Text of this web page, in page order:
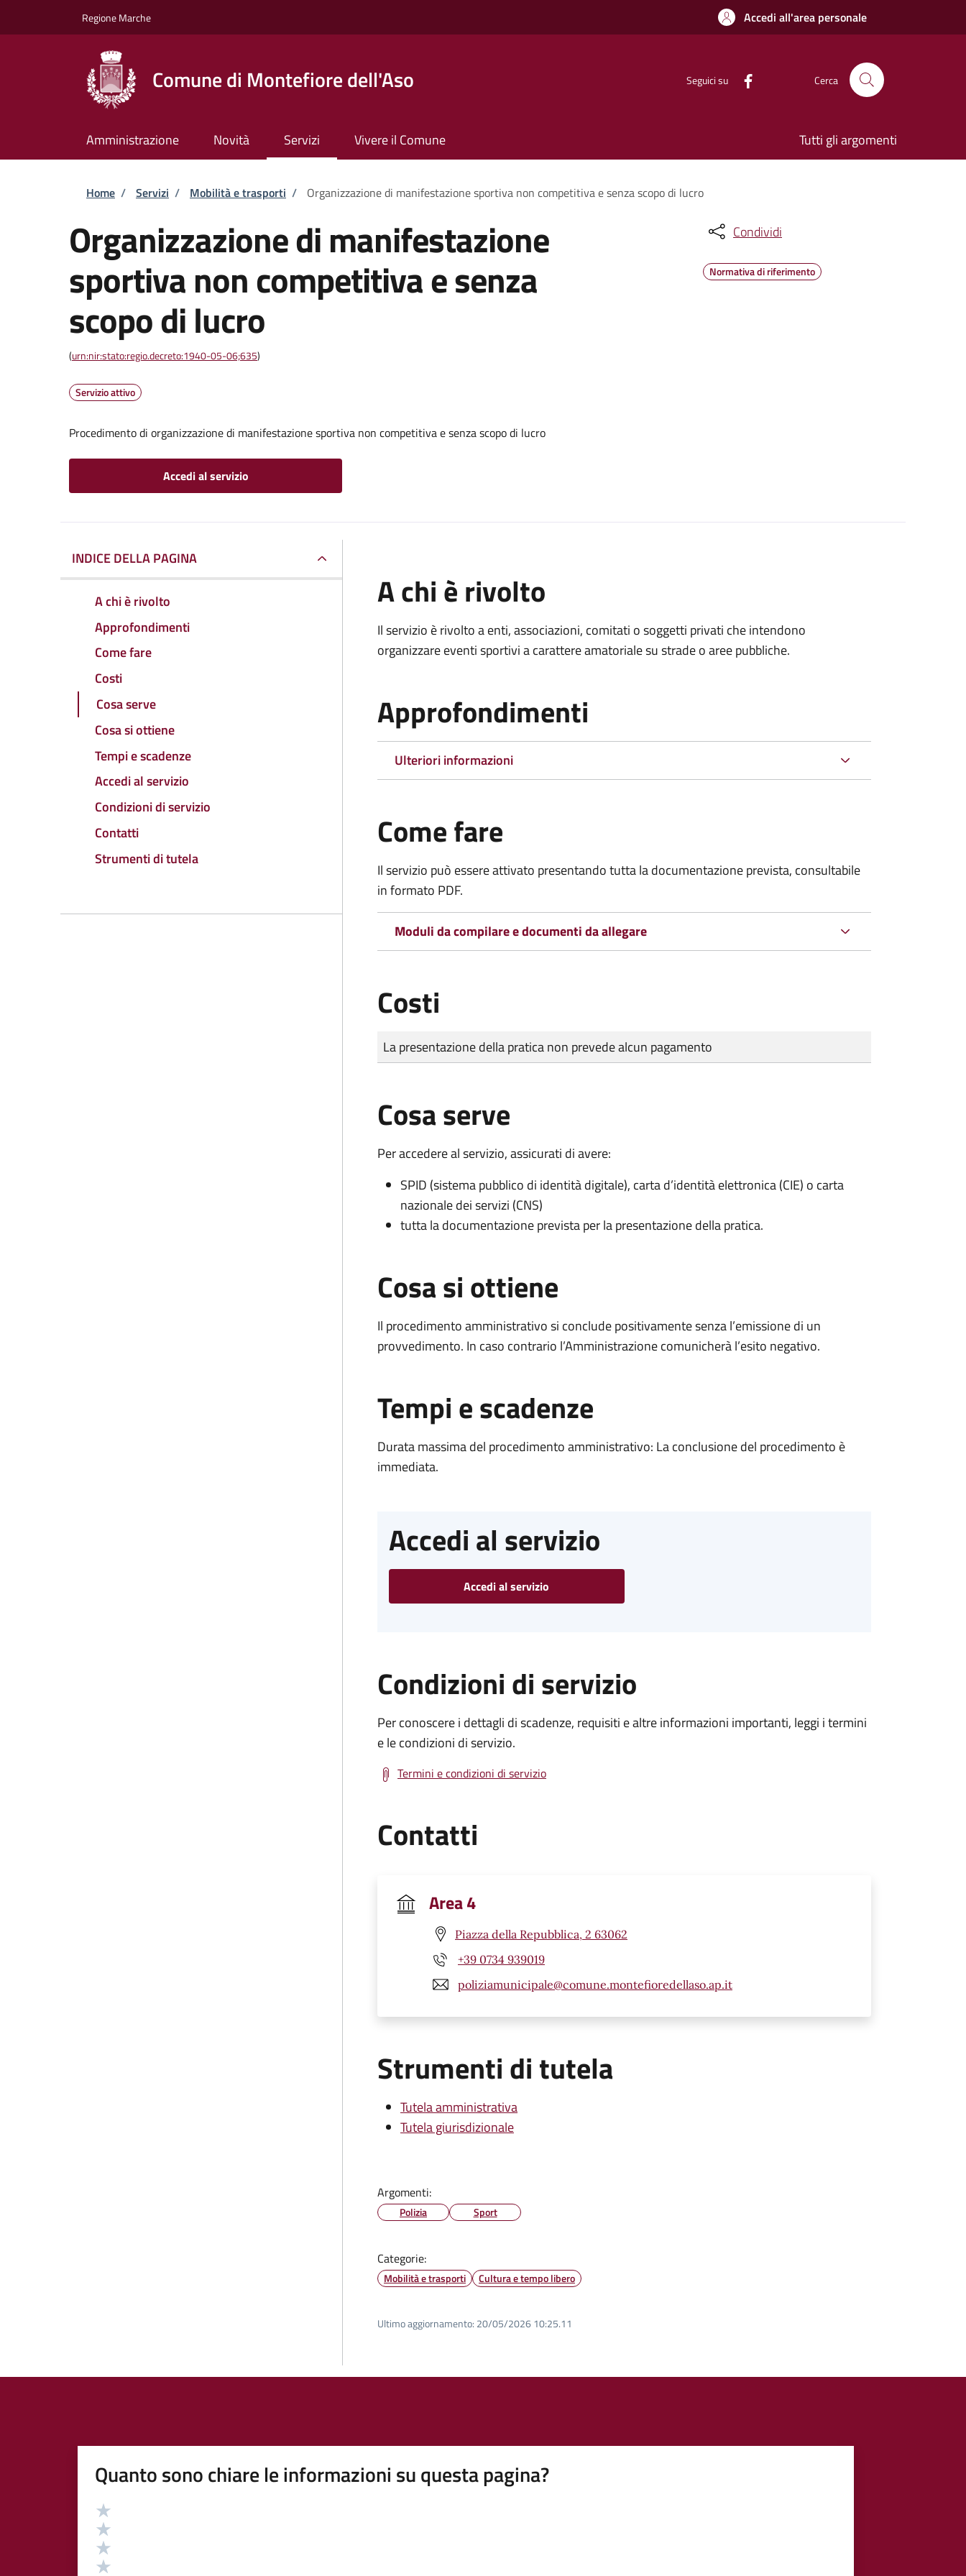
Regione Marche Accedi all'area personale
Comune di Montefiore dell'Aso Seguici su Cerca
Amministrazione Novità Servizi Vivere il Comune Tutti gli argomenti
Briciole di pane
Home / Servizi / Mobilità e trasporti / Organizzazione di manifestazione sportiva non competitiva e senza scopo di lucro
Organizzazione di manifestazione
sportiva non competitiva e senza
scopo di lucro
(urn:nir:stato:regio.decreto:1940-05-06;635)
Servizio attivo
Procedimento di organizzazione di manifestazione sportiva non competitiva e senza scopo di lucro
Accedi al servizio
Condividi
Normativa di riferimento
INDICE DELLA PAGINA
A chi è rivolto
Approfondimenti
Come fare
Costi
Cosa serve
Cosa si ottiene
Tempi e scadenze
Accedi al servizio
Condizioni di servizio
Contatti
Strumenti di tutela
A chi è rivolto
Il servizio è rivolto a enti, associazioni, comitati o soggetti privati che intendono
organizzare eventi sportivi a carattere amatoriale su strade o aree pubbliche.
Approfondimenti
Ulteriori informazioni
Come fare
Il servizio può essere attivato presentando tutta la documentazione prevista, consultabile
in formato PDF.
Moduli da compilare e documenti da allegare
Costi
Tipo di pagamento
Importo
La presentazione della pratica non prevede alcun pagamento
Cosa serve
Per accedere al servizio, assicurati di avere:
SPID (sistema pubblico di identità digitale), carta d’identità elettronica (CIE) o carta
nazionale dei servizi (CNS)
tutta la documentazione prevista per la presentazione della pratica.
Cosa si ottiene
Il procedimento amministrativo si conclude positivamente senza l’emissione di un
provvedimento. In caso contrario l’Amministrazione comunicherà l’esito negativo.
Tempi e scadenze
Durata massima del procedimento amministrativo: La conclusione del procedimento è
immediata.
Accedi al servizio
Accedi al servizio
Condizioni di servizio
Per conoscere i dettagli di scadenze, requisiti e altre informazioni importanti, leggi i termini
e le condizioni di servizio.
Termini e condizioni di servizio
Contatti
Area 4
Piazza della Repubblica, 2 63062
+39 0734 939019
poliziamunicipale@comune.montefioredellaso.ap.it
Strumenti di tutela
Tutela amministrativa
Tutela giurisdizionale
Argomenti:
Polizia Sport
Categorie:
Mobilità e trasporti Cultura e tempo libero
Ultimo aggiornamento: 20/05/2026 10:25.11
Quanto sono chiare le informazioni su questa pagina?
Valutazione